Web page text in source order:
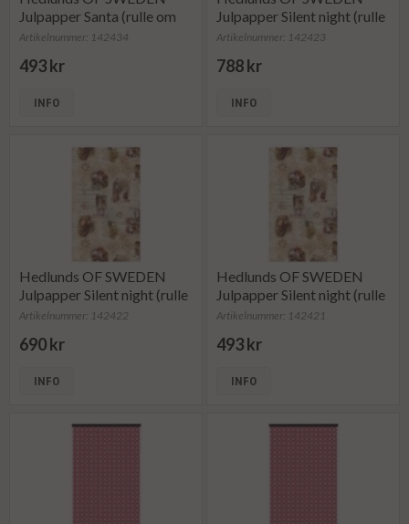
Julpapper Santa (rulle om
165 m)
Artikelnummer: 142434
493 kr
INFO
Julpapper Silent night (rulle
om 100 m)
Artikelnummer: 142423
788 kr
INFO
Hedlunds OF SWEDEN
Julpapper Silent night (rulle
om 154 m)
Artikelnummer: 142422
690 kr
INFO
Hedlunds OF SWEDEN
Julpapper Silent night (rulle
om 165 m)
Artikelnummer: 142421
493 kr
INFO